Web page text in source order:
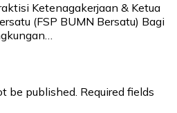
Ketenagakerjaan & Ketua
(FSP BUMN Bersatu) Bagi
be published. Required fields